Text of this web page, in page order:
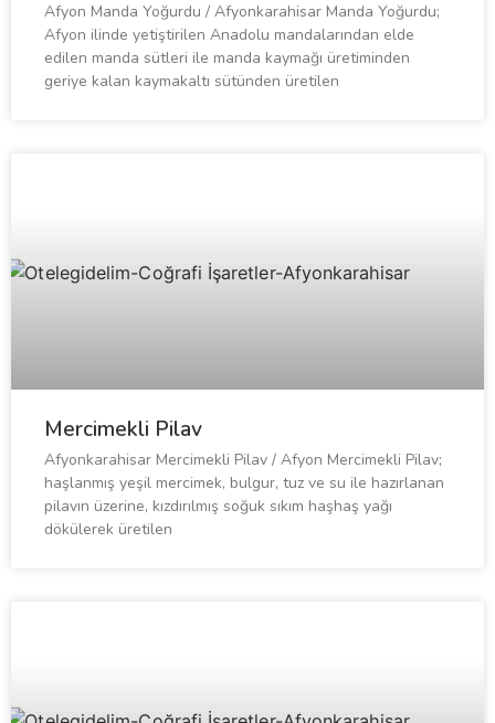
Afyon Manda Yoğurdu / Afyonkarahisar Manda Yoğurdu;
Afyon ilinde yetiştirilen Anadolu mandalarından elde
edilen manda sütleri ile manda kaymağı üretiminden
geriye kalan kaymakaltı sütünden üretilen
Mercimekli Pilav
Afyonkarahisar Mercimekli Pilav / Afyon Mercimekli Pilav;
haşlanmış yeşil mercimek, bulgur, tuz ve su ile hazırlanan
pilavın üzerine, kızdırılmış soğuk sıkım haşhaş yağı
dökülerek üretilen